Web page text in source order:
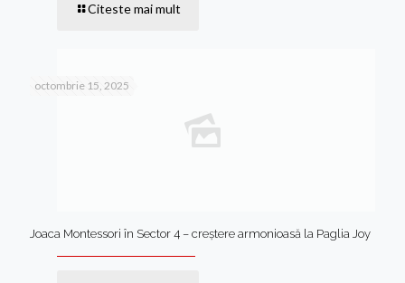
Citeste mai mult
octombrie 15, 2025
Joaca Montessori în Sector 4 – creștere armonioasă la Paglia Joy